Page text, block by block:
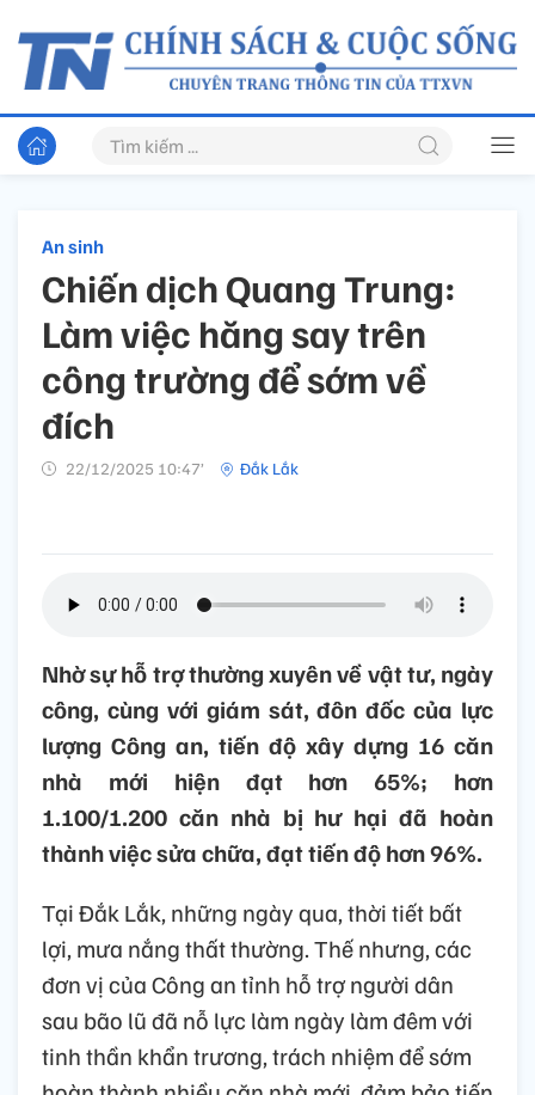
An sinh
Chiến dịch Quang Trung:
Làm việc hăng say trên
công trường để sớm về
đích
22/12/2025 10:47’ Đắk Lắk
Nhờ sự hỗ trợ thường xuyên về vật tư, ngày
công, cùng với giám sát, đôn đốc của lực
lượng Công an, tiến độ xây dựng 16 căn
nhà mới hiện đạt hơn 65%; hơn
1.100/1.200 căn nhà bị hư hại đã hoàn
thành việc sửa chữa, đạt tiến độ hơn 96%.
Tại Đắk Lắk, những ngày qua, thời tiết bất
lợi, mưa nắng thất thường. Thế nhưng, các
đơn vị của Công an tỉnh hỗ trợ người dân
sau bão lũ đã nỗ lực làm ngày làm đêm với
tinh thần khẩn trương, trách nhiệm để sớm